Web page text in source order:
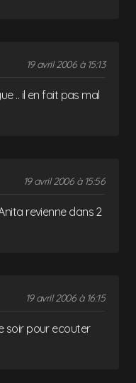
19 avril 2006 à 15:13
.. il en fait pas mal
19 avril 2006 à 15:56
revienne dans 2
19 avril 2006 à 16:15
soir pour ecouter